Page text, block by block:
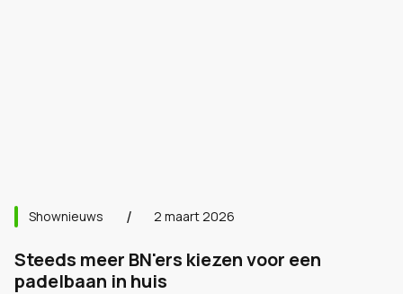
Shownieuws 2 maart 2026
Steeds meer BN'ers kiezen voor een
padelbaan in huis